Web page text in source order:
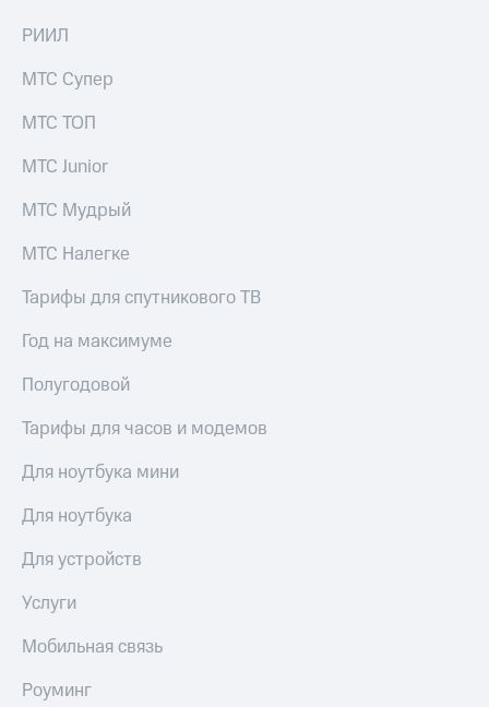
РИИЛ
МТС Супер
МТС ТОП
МТС Junior
МТС Мудрый
МТС Налегке
Тарифы для спутникового ТВ
Год на максимуме
Полугодовой
Тарифы для часов и модемов
Для ноутбука мини
Для ноутбука
Для устройств
Услуги
Мобильная связь
Роуминг